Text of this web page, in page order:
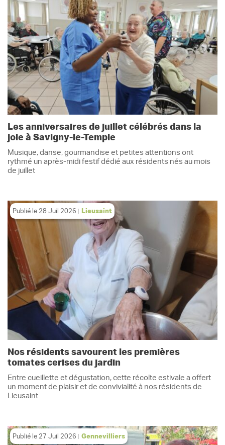
Les anniversaires de juillet célébrés dans la
joie à Savigny-le-Temple
Musique, danse, gourmandise et petites attentions ont
rythmé un après-midi festif dédié aux résidents nés au mois
de juillet
Publié le 28 Juil 2026 Lieusaint
Nos résidents savourent les premières
tomates cerises du jardin
Entre cueillette et dégustation, cette récolte estivale a offert
un moment de plaisir et de convivialité à nos résidents de
Lieusaint
Publié le 27 Juil 2026 Gennevilliers